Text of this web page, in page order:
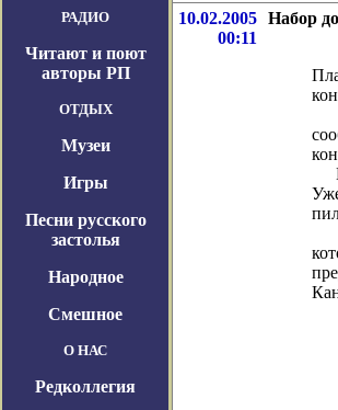
РАДИО
Читают и поют
авторы РП
ОТДЫХ
Музеи
Игры
Песни русского
застолья
Народное
Смешное
О НАС
Редколлегия
10.02.2005
00:11
Набор
У